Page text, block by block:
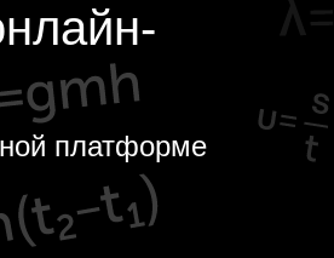
платформе